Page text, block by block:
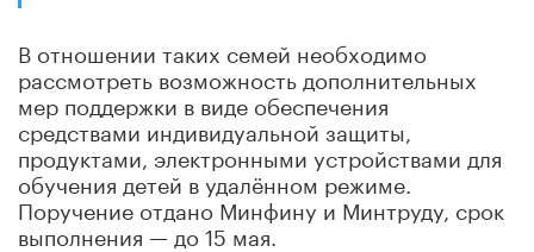
В отношении таких семей необходимо
рассмотреть возможность дополнительных
мер поддержки в виде обеспечения
средствами индивидуальной защиты,
продуктами, электронными устройствами для
обучения детей в удалённом режиме.
Поручение отдано Минфину и Минтруду, срок
выполнения — до 15 мая.